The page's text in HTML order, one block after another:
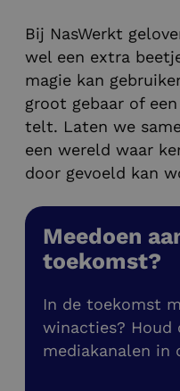
Bij NasWerkt
wel een extra
magie kan
groot gebaar of
telt. Laten we
een wereld waar
door gevoeld kan
Meedoen
toekomst?
In de toekomst
winacties? Houd
mediakanalen in